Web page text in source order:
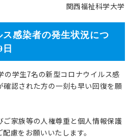
関西福祉科学大学
感染者の発生状況につ
学生7名の新型コロナウイルス感
認された方の一刻も早い回復を願
家族等の人権尊重と個人情報保護
慮をお願いいたします。